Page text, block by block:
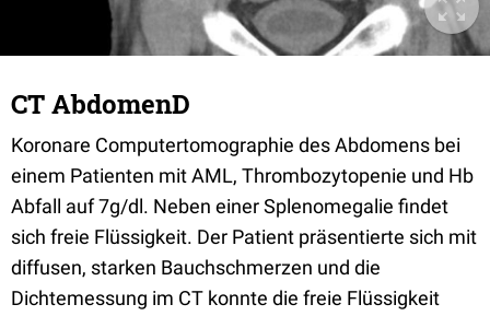
CT AbdomenD
Koronare Computertomographie des Abdomens bei
einem Patienten mit AML, Thrombozytopenie und Hb
Abfall auf 7g/dl. Neben einer Splenomegalie findet
sich freie Flüssigkeit. Der Patient präsentierte sich mit
diffusen, starken Bauchschmerzen und die
Dichtemessung im CT konnte die freie Flüssigkeit